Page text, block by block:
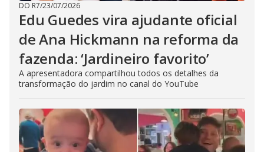
DO R7/23/07/2026
Edu Guedes vira ajudante oficial
de Ana Hickmann na reforma da
fazenda: ‘Jardineiro favorito’
A apresentadora compartilhou todos os detalhes da
transformação do jardim no canal do YouTube